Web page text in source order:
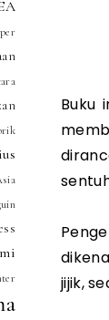
Buku
jijik,